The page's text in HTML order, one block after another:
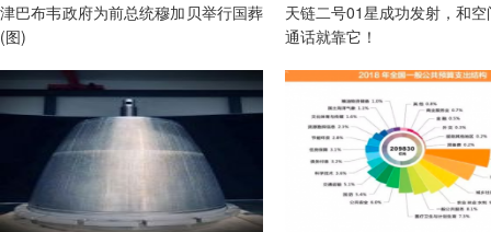
津巴布韦政府为前总统穆加贝举行国葬
(图)
天链二号01星成功发射，和
通话就靠它！